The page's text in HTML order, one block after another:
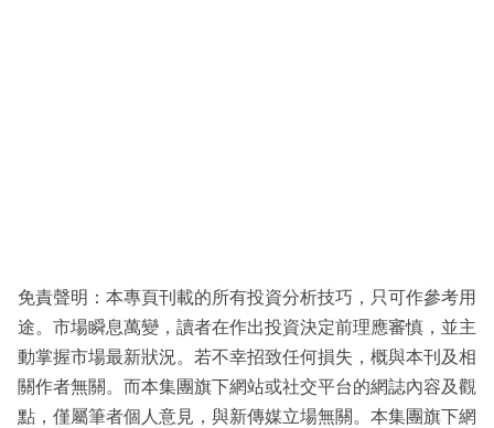
免責聲明：本專頁刊載的所有投資分析技巧，只可作參考用
途。市場瞬息萬變，讀者在作出投資決定前理應審慎，並主
動掌握市場最新狀況。若不幸招致任何損失，概與本刊及相
關作者無關。而本集團旗下網站或社交平台的網誌內容及觀
點，僅屬筆者個人意見，與新傳媒立場無關。本集團旗下網